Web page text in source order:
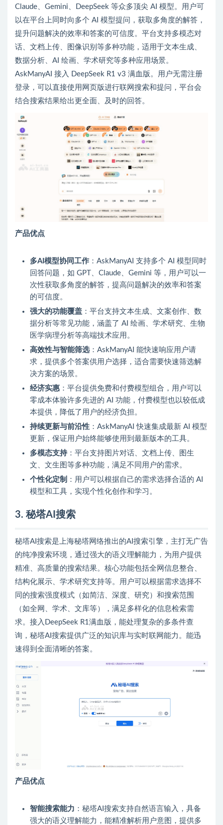
Claude、Gemini、DeepSeek 等众多顶尖 AI 模型。用户可
以在平台上同时向多个 AI 模型提问，获取多角度的解答，
提升问题解决的效率和答案的可信度。平台支持多模态对
话、文档上传、图像识别等多种功能，适用于文本生成、
数据分析、AI 绘画、学术研究等多种应用场景。
AskManyAI 接入 DeepSeek R1 v3 满血版。用户无需注册
登录，可以直接使用网页版进行联网搜索和提问，平台会
结合搜索结果给出更全面、及时的回答。
产品优点
多AI模型协同工作 ：AskManyAI 支持多个 AI 模型同时
回答问题，如 GPT、Claude、Gemini 等，用户可以一
次性获取多角度的解答，提高问题解决的效率和答案
的可信度。
强大的功能覆盖 ：平台支持文本生成、文案创作、数
据分析等常见功能，涵盖了 AI 绘画、学术研究、生物
医学病理分析等高端技术应用。
高效性与智能筛选：AskManyAI 能快速响应用户请
求，提供多个答案供用户选择，适合需要快速筛选解
决方案的场景。
经济实惠 ：平台提供免费和付费模型组合，用户可以
零成本体验许多先进的 AI 功能，付费模型也以较低成
本提供，降低了用户的经济负担。
持续更新与前沿性 ：AskManyAI 快速集成最新 AI 模型
更新，保证用户始终能够使用到最新版本的工具。
多模态支持：平台支持图片对话、文档上传、图生
文、文生图等多种功能，满足不同用户的需求。
个性化定制 ：用户可以根据自己的需求选择合适的 AI
模型和工具，实现个性化创作和学习。
3. 秘塔AI搜索
秘塔AI搜索是上海秘塔网络推出的AI搜索引擎，主打无广告
的纯净搜索环境，通过强大的语义理解能力，为用户提供
精准、高质量的搜索结果。核心功能包括全网信息整合、
结构化展示、学术研究支持等。用户可以根据需求选择不
同的搜索强度模式（如简洁、深度、研究）和搜索范围
（如全网、学术、文库等），满足多样化的信息检索需
求。接入DeepSeek R1满血版，能处理复杂的多条件查
询，秘塔AI搜索提供广泛的知识库与实时联网能力。能迅
速得到全面清晰的答案。
产品优点
智能搜索能力 ：秘塔AI搜索支持自然语言输入，具备
强大的语义理解能力，能精准解析用户意图，提供多